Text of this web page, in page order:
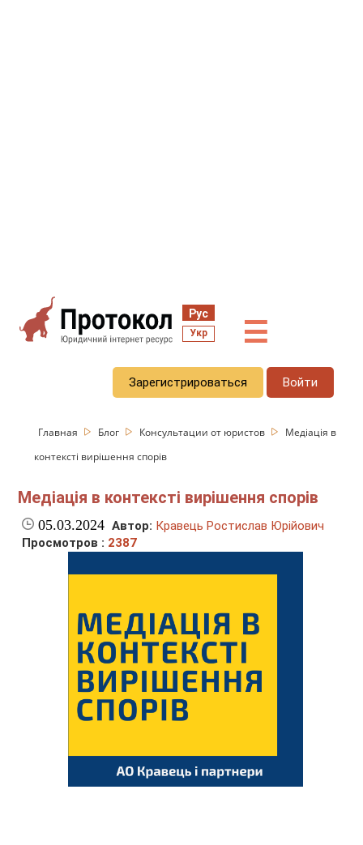
Рус
Укр ☰
Зарегистрироваться Войти
Главная Блог Консультации от юристов
Медіація в
контексті вирішення спорів
Медіація в контексті вирішення спорів
05.03.2024 Автор: Кравець Ростислав Юрійович
Просмотров : 2387